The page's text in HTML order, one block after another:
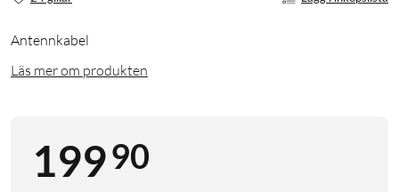
Antennkabel
Läs mer om produkten
19990